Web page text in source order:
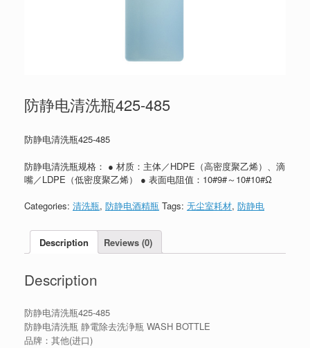
防静电清洗瓶425-485
防静电清洗瓶425-485
防静电清洗瓶规格： ● 材质：主体／HDPE（高密度聚乙烯）、滴
嘴／LDPE（低密度聚乙烯） ● 表面电阻值：10#9#～10#10#Ω
Categories: 清洗瓶, 防静电酒精瓶 Tags: 无尘室耗材, 防静电
Description Reviews (0)
Description
防静电清洗瓶425-485
防静电清洗瓶 静電除去洗浄瓶 WASH BOTTLE
品牌：其他(进口)